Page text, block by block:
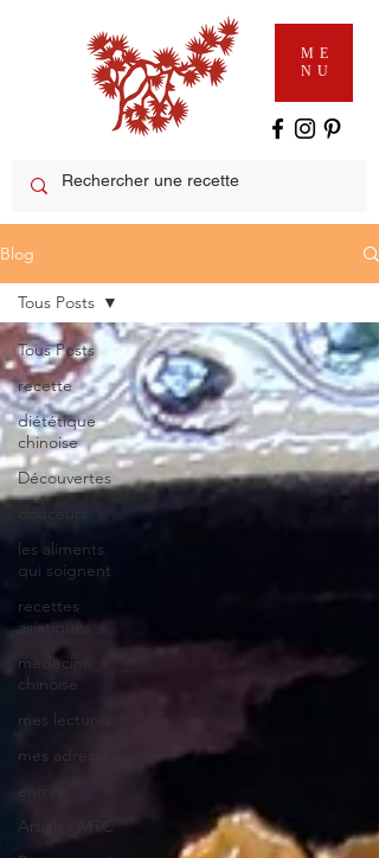
ME
NU
Blog
Tous Posts
recette
diététique
chinoise
Découvertes
les aliments
qui soignent
recettes
asiatiques
médecine
chinoise
mes lectures
mes adresses
entrée
Articles MTC
Tous Posts